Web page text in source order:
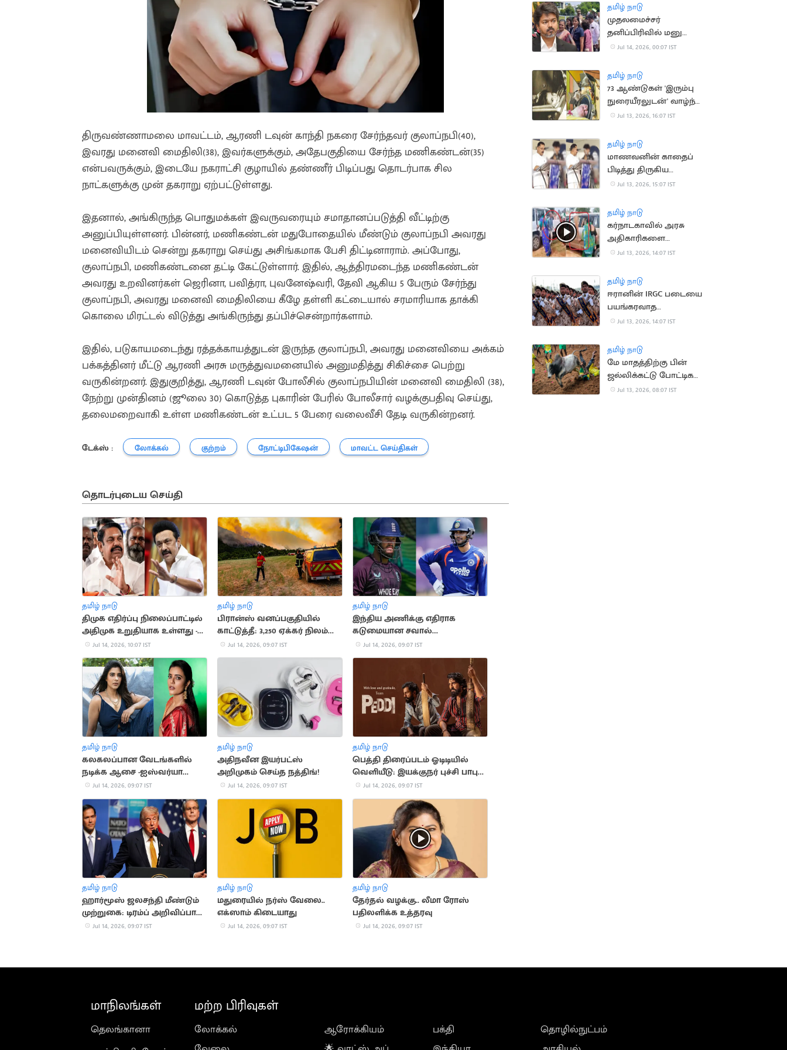
திருவண்ணாமலை மாவட்டம், ஆரணி டவுன் காந்தி நகரை சேர்ந்தவர் குலாப்நபி(40),
இவரது மனைவி மைதிலி(38), இவர்களுக்கும், அதேபகுதியை சேர்ந்த மணிகண்டன்(35)
என்பவருக்கும், இடையே நகராட்சி குழாயில் தண்ணீர் பிடிப்பது தொடர்பாக சில
நாட்களுக்கு முன் தகராறு ஏற்பட்டுள்ளது.
இதனால், அங்கிருந்த பொதுமக்கள் இவருவரையும் சமாதானப்படுத்தி வீட்டிற்கு
அனுப்பியுள்ளனர். பின்னர், மணிகண்டன் மதுபோதையில் மீண்டும் குலாப்நபி அவரது
மனைவியிடம் சென்று தகராறு செய்து அசிங்கமாக பேசி திட்டினாராம். அப்போது,
குலாப்நபி, மணிகண்டனை தட்டி கேட்டுள்ளார். இதில், ஆத்திரமடைந்த மணிகண்டன்
அவரது உறவினர்கள் ஜெரினா, பவித்ரா, புவனேஷ்வரி, தேவி ஆகிய 5 பேரும் சேர்ந்து
குலாப்நபி, அவரது மனைவி மைதிலியை கீழே தள்ளி கட்டையால் சரமாரியாக தாக்கி
கொலை மிரட்டல் விடுத்து அங்கிருந்து தப்பிச்சென்றார்களாம்.
இதில், படுகாயமடைந்து ரத்தக்காயத்துடன் இருந்த குலாப்நபி, அவரது மனைவியை அக்கம்
பக்கத்தினர் மீட்டு ஆரணி அரசு மருத்துவமனையில் அனுமதித்து சிகிச்சை பெற்று
வருகின்றனர். இதுகுறித்து, ஆரணி டவுன் போலீசில் குலாப்நபியின் மனைவி மைதிலி (38),
நேற்று முன்தினம் (ஜூலை 30) கொடுத்த புகாரின் பேரில் போலீசார் வழக்குபதிவு செய்து,
தலைமறைவாகி உள்ள மணிகண்டன் உட்பட 5 பேரை வலைவீசி தேடி வருகின்றனர்.
டேக்ஸ் : லோக்கல் குற்றம் நோட்டிபிகேஷன் மாவட்ட செய்திகள்
தொடர்புடைய செய்தி
தமிழ் நாடு
திமுக எதிர்ப்பு நிலைப்பாட்டில்
அதிமுக உறுதியாக உள்ளது -
இபிஎஸ்
Jul 14, 2026, 10:07 IST
தமிழ் நாடு
பிரான்ஸ் வனப்பகுதியில்
காட்டுத்தீ: 3,250 ஏக்கர் நிலம்
சேதம்
Jul 14, 2026, 09:07 IST
தமிழ் நாடு
இந்திய அணிக்கு எதிராக
கடுமையான சவால்
காத்திருக்கிறது: பென் டக்கெட்
Jul 14, 2026, 09:07 IST
தமிழ் நாடு
கலகலப்பான வேடங்களில்
நடிக்க ஆசை -ஐஸ்வர்யா
ராஜேஷ்
Jul 14, 2026, 09:07 IST
தமிழ் நாடு
அதிநவீன இயர்பட்ஸ்
அறிமுகம் செய்த நத்திங்!
Jul 14, 2026, 09:07 IST
தமிழ் நாடு
பெத்தி திரைப்படம் ஓடிடியில்
வெளியீடு: இயக்குநர் புச்சி பாபு
சானா நெகிழ்ச்சி
Jul 14, 2026, 09:07 IST
தமிழ் நாடு
ஹார்மூஸ் ஜலசந்தி மீண்டும்
முற்றுகை: டிரம்ப் அறிவிப்பால்
பதற்றம்
Jul 14, 2026, 09:07 IST
தமிழ் நாடு
மதுரையில் நர்ஸ் வேலை..
எக்ஸாம் கிடையாது
Jul 14, 2026, 09:07 IST
தமிழ் நாடு
தேர்தல் வழக்கு.. லீமா ரோஸ்
பதிலளிக்க உத்தரவு
Jul 14, 2026, 09:07 IST
தமிழ் நாடு
முதலமைச்சர்
தனிப்பிரிவில் மனு
அளிக்க முடியாமல்
Jul 14, 2026, 00:07 IST
தமிழ் நாடு
73 ஆண்டுகள் 'இரும்பு
நுரையீரலுடன்' வாழ்ந்த
அமெரிக்க பெண்
Jul 13, 2026, 16:07 IST
தமிழ் நாடு
மாணவனின் காதைப்
பிடித்து திருகிய
முன்னாள் அமைச்சர்
Jul 13, 2026, 15:07 IST
தமிழ் நாடு
கர்நாடகாவில் அரசு
அதிகாரிகளை
துடைப்பத்தால்
Jul 13, 2026, 14:07 IST
தமிழ் நாடு
ஈரானின் IRGC படையை
பயங்கரவாத
அமைப்பாக அறிவித்தது
Jul 13, 2026, 14:07 IST
தமிழ் நாடு
மே மாதத்திற்கு பின்
ஜல்லிக்கட்டு போட்டிகள்
நடத்தக்கூடாது..
Jul 13, 2026, 08:07 IST
மாநிலங்கள்
தெலங்கானா
மற்ற பிரிவுகள்
லோக்கல்
ஆரோக்கியம்
பக்தி
தொழில்நுட்பம்